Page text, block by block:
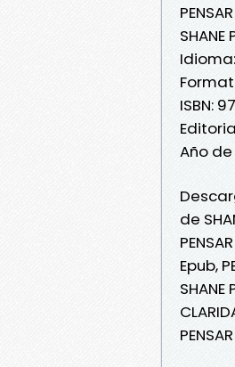
SHANE
Idioma:
ISBN:
Año
de
Epub,
SHANE